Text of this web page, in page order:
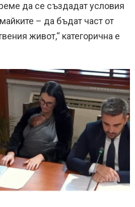
да се създадат условия
– да бъдат част от
живот,“ категорична е